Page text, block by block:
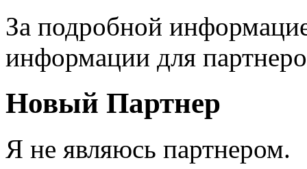
За подробной
информации для
Новый Партнер
Я не являюсь партнером.